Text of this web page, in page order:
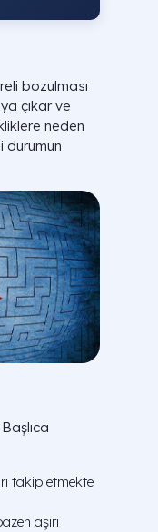
bozulması
çıkar ve
neden
durumun
takip etmekte
aşırı